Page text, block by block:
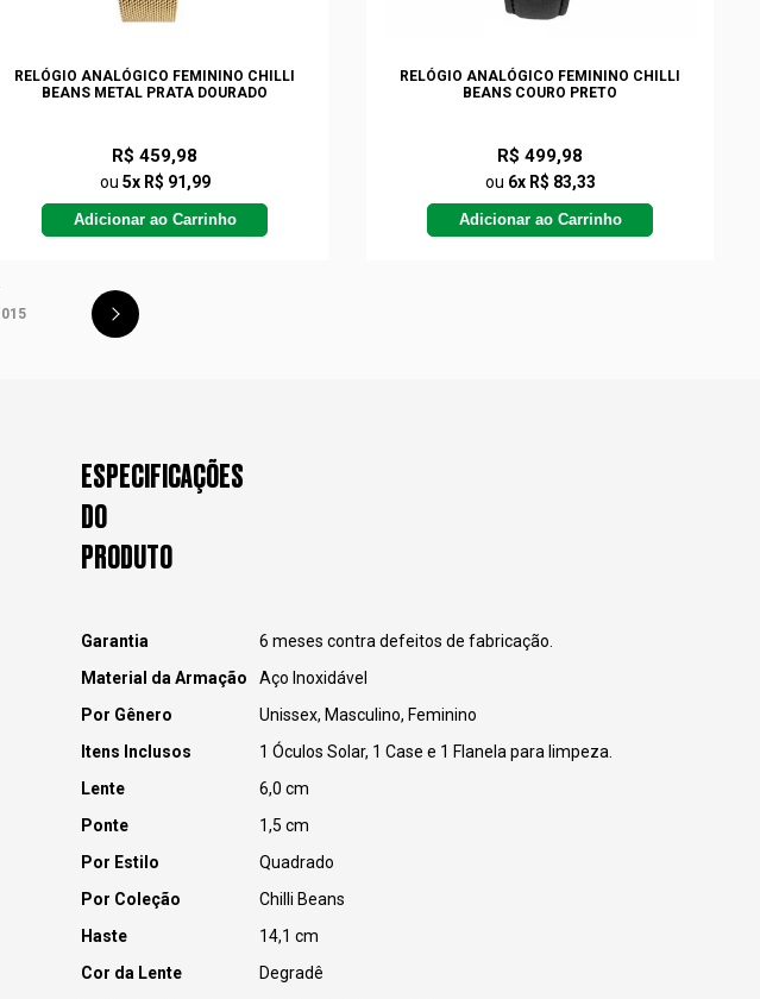
RELÓGIO ANALÓGICO FEMININO CHILLI
BEANS METAL PRATA DOURADO
R$ 459,98
ou 5x R$ 91,99
Adicionar ao Carrinho
RELÓGIO ANALÓGICO FEMININO CHILLI
BEANS COURO PRETO
R$ 499,98
ou 6x R$ 83,33
Adicionar ao Carrinho
015
ESPECIFICAÇÕES
DO
PRODUTO
Garantia
6 meses contra defeitos de fabricação.
Material da Armação
Aço Inoxidável
Por Gênero
Unissex, Masculino, Feminino
Itens Inclusos
1 Óculos Solar, 1 Case e 1 Flanela para limpeza.
Lente
6,0 cm
Ponte
1,5 cm
Por Estilo
Quadrado
Por Coleção
Chilli Beans
Haste
14,1 cm
Cor da Lente
Degradê